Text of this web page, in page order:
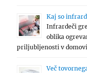
Kaj so
Infrardeči
oblika
priljubljenosti v
Več